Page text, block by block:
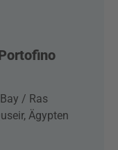
/ Ras
Ägypten